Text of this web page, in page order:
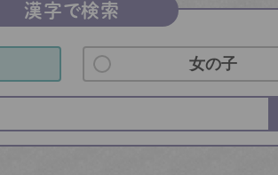
漢字で検索
女の子